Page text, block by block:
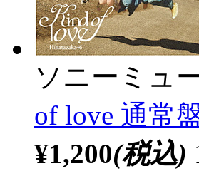
ソニーミュ
of love 通常
¥1,200(税込)